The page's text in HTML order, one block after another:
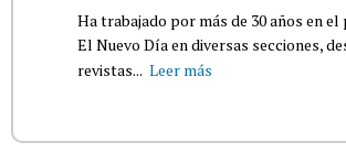
Ha trabajado por más de 30 años en el
El Nuevo Día en diversas secciones,
revistas... Leer más